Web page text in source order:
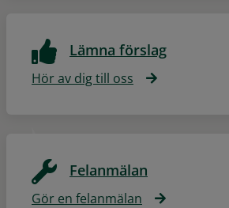
Lämna förslag
Hör av dig till oss
Felanmälan
Gör en felanmälan